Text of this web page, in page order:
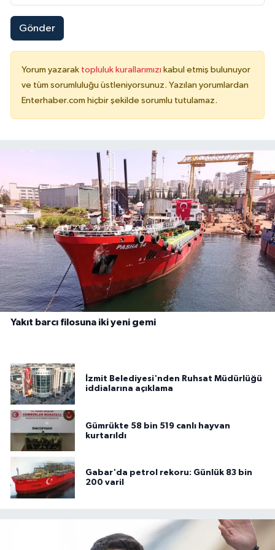
Gönder
Yorum yazarak topluluk kurallarımızı kabul etmiş bulunuyor
ve tüm sorumluluğu üstleniyorsunuz. Yazılan yorumlardan
Enterhaber.com hiçbir şekilde sorumlu tutulamaz.
Yakıt barcı filosuna iki yeni gemi
İzmit Belediyesi'nden Ruhsat Müdürlüğü
iddialarına açıklama
Gümrükte 58 bin 519 canlı hayvan
kurtarıldı
Gabar'da petrol rekoru: Günlük 83 bin
200 varil